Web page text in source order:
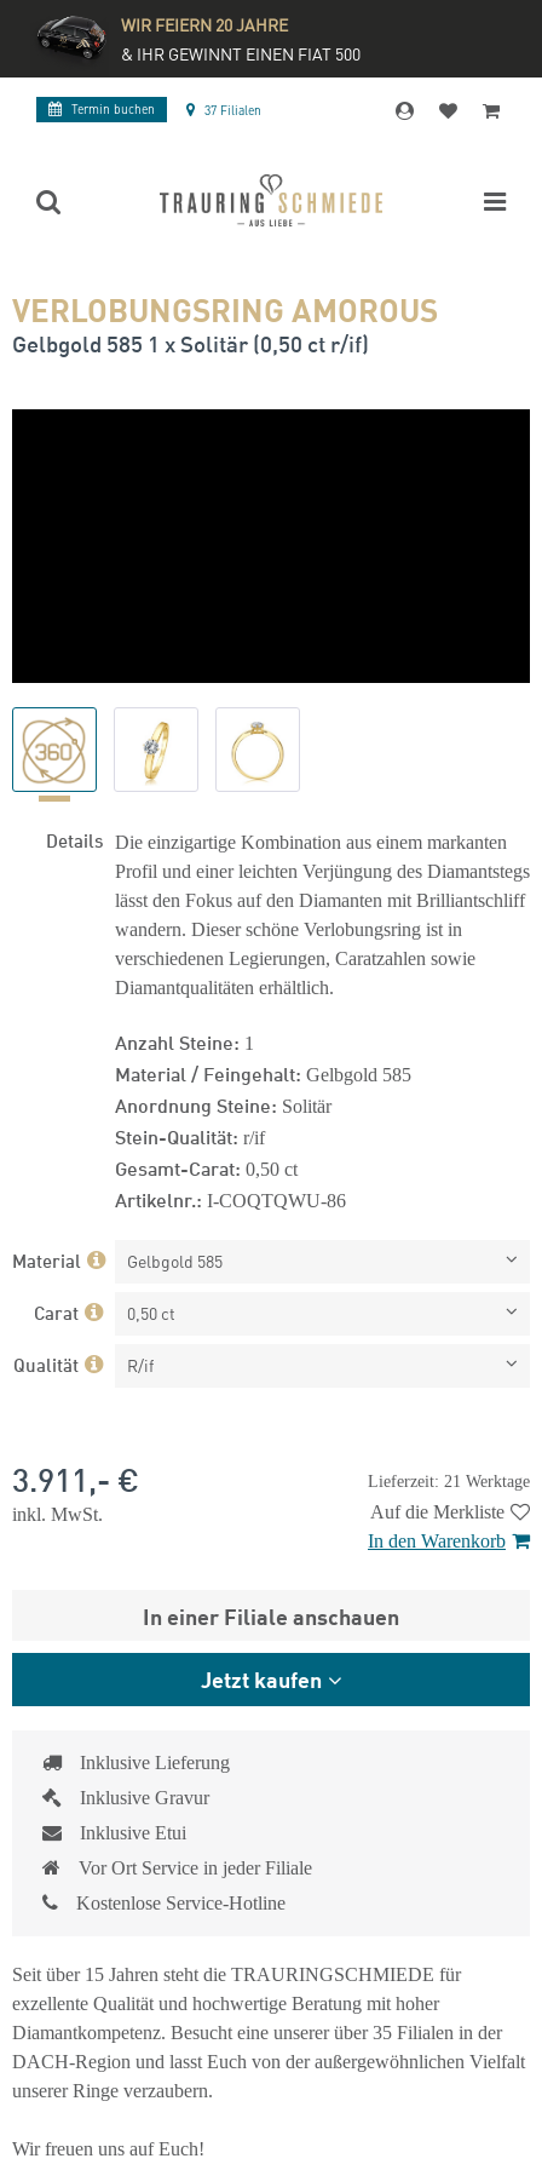
WIR FEIERN 20 JAHRE
& IHR GEWINNT EINEN FIAT 500
Termin buchen 37 Filialen
VERLOBUNGSRING AMOROUS
Gelbgold 585 1 x Solitär (0,50 ct r/if)
Details Die einzigartige Kombination aus einem markanten
Profil und einer leichten Verjüngung des Diamantstegs
lässt den Fokus auf den Diamanten mit Brilliantschliff
wandern. Dieser schöne Verlobungsring ist in
verschiedenen Legierungen, Caratzahlen sowie
Diamantqualitäten erhältlich.
Anzahl Steine: 1
Material / Feingehalt: Gelbgold 585
Anordnung Steine: Solitär
Stein-Qualität: r/if
Gesamt-Carat: 0,50 ct
Artikelnr.: I-COQTQWU-86
Material Gelbgold 585
Carat 0,50 ct
Qualität R/if
Lieferzeit: 21 Werktage
3.911,- €
inkl. MwSt.
Auf die Merkliste
In den Warenkorb
In einer Filiale anschauen
Jetzt kaufen
Inklusive Lieferung
Inklusive Gravur
Inklusive Etui
Vor Ort Service in jeder Filiale
Kostenlose Service-Hotline
Seit über 15 Jahren steht die TRAURINGSCHMIEDE für
exzellente Qualität und hochwertige Beratung mit hoher
Diamantkompetenz. Besucht eine unserer über 35 Filialen in der
DACH-Region und lasst Euch von der außergewöhnlichen Vielfalt
unserer Ringe verzaubern.
Wir freuen uns auf Euch!